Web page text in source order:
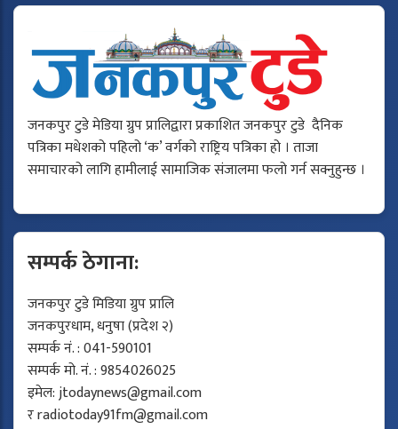
जनकपुर टुडे मेडिया ग्रुप प्रालिद्वारा प्रकाशित जनकपुर टुडे दैनिक
पत्रिका मधेशको पहिलो ‘क’ वर्गको राष्ट्रिय पत्रिका हो । ताजा
समाचारको लागि हामीलाई सामाजिक संजालमा फलो गर्न सक्नुहुन्छ ।
सम्पर्क ठेगाना:
जनकपुर टुडे मिडिया ग्रुप प्रालि
जनकपुरधाम, धनुषा (प्रदेश २)
सम्पर्क नं. : 041-590101
सम्पर्क मो. नं. : 9854026025
इमेल:jtodaynews@gmail.com
रradiotoday91fm@gmail.com